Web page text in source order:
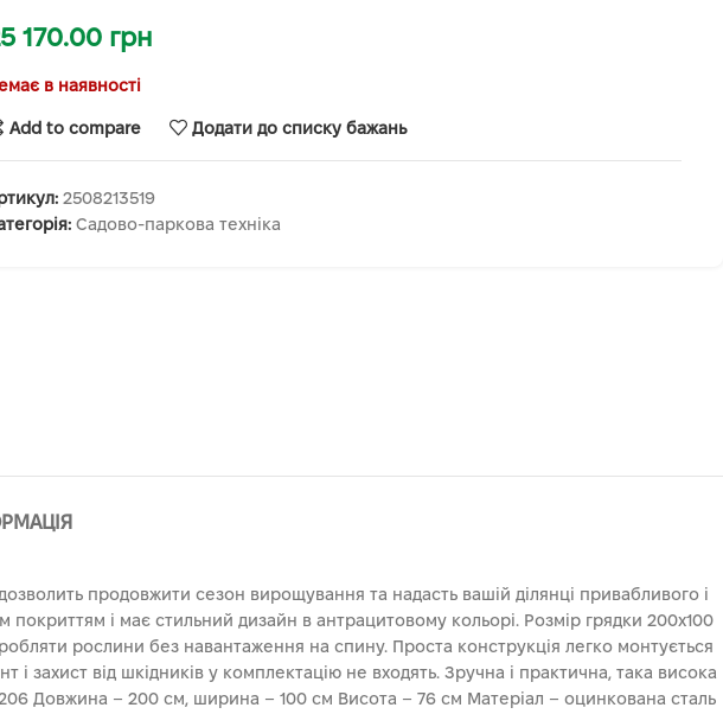
170.00 грн
в наявності
Add to compare Додати до списку бажань
2508213519
Садово-паркова техніка
продовжити сезон вирощування та надасть вашій ділянці привабливого і
покриттям і має стильний дизайн в антрацитовому кольорі. Розмір грядки 200х100
рослини без навантаження на спину. Проста конструкція легко монтується
захист від шкідників у комплектацію не входять. Зручна і практична, така висока
Довжина – 200 см, ширина – 100 см Висота – 76 см Матеріал – оцинкована сталь